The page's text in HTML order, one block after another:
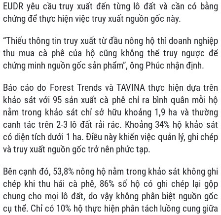
EUDR yêu cầu truy xuất đến từng lô đất và cần có bằng
chứng để thực hiện việc truy xuất nguồn gốc này.
“Thiếu thông tin truy xuất từ đầu nông hộ thì doanh nghiệp
thu mua cà phê của hộ cũng không thể truy ngược để
chứng minh nguồn gốc sản phẩm”, ông Phúc nhận định.
Báo cáo do Forest Trends và TAVINA thực hiện dựa trên
khảo sát với 95 sản xuất cà phê chỉ ra bình quân mỗi hộ
nằm trong khảo sát chỉ sở hữu khoảng 1,9 ha và thường
canh tác trên 2-3 lô đất rải rác. Khoảng 34% hộ khảo sát
có diện tích dưới 1 ha. Điều này khiến việc quản lý, ghi chép
và truy xuất nguồn gốc trở nên phức tạp.
Bên cạnh đó, 53,8% nông hộ nằm trong khảo sát không ghi
chép khi thu hái cà phê, 86% số hộ có ghi chép lại gộp
chung cho mọi lô đất, do vậy không phân biệt nguồn gốc
cụ thể. Chỉ có 10% hộ thực hiện phân tách luồng cung giữa